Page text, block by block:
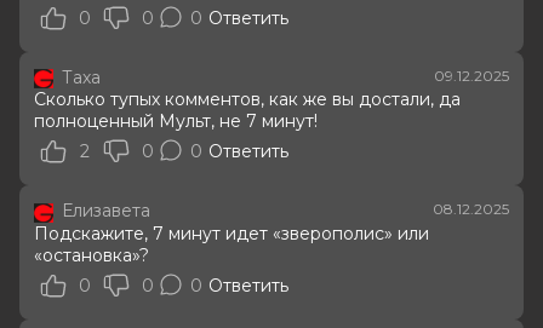
0
0 0 Ответить
Таха 09.12.2025
Сколько тупых комментов, как же вы достали, да
полноценный Мульт, не 7 минут!
2
0 0 Ответить
Елизавета 08.12.2025
Подскажите, 7 минут идет «зверополис» или
«остановка»?
0
0 0 Ответить